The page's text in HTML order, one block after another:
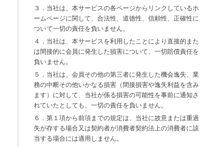
３．当社は、本サービスの各ページからリンクしているホ
ームページに関して、合法性、道徳性、信頼性、正確性に
ついて一切の責任を負いません。
４．当社は、本サービスを利用したことにより直接的また
は間接的に会員に発生した損害について、一切賠償責任を
負いません。
５．当社は、会員その他の第三者に発生した機会逸失、業
務の中断その他いかなる損害（間接損害や逸失利益を含み
ます）に対して、当社が係る損害の可能性を事前に通知さ
れていたとしても、一切の責任を負いません。
６．第１項から前項までの規定は、当社に故意または重過
失が存する場合又は契約者が消費者契約法上の消費者に該
当する場合には適用しません。